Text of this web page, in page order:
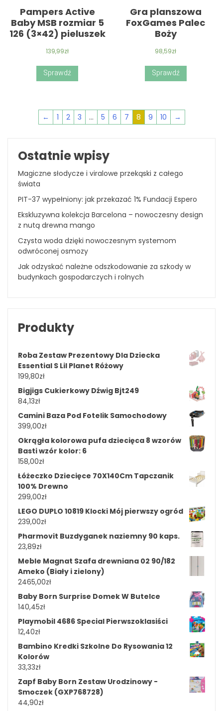
Pampers Active
Baby MSB rozmiar 5
126 (3×42) pieluszek
139,99zł
Sprawdź
Gra planszowa
FoxGames Palec
Boży
98,59zł
Sprawdź
← 1 2 3 … 5 6 7 8 9 10 →
Ostatnie wpisy
Magiczne słodycze i viralowe przekąski z całego
świata
PIT-37 wypełniony: jak przekazać 1% Fundacji Espero
Ekskluzywna kolekcja Barcelona – nowoczesny design
z nutą drewna mango
Czysta woda dzięki nowoczesnym systemom
odwróconej osmozy
Jak odzyskać należne odszkodowanie za szkody w
budynkach gospodarczych i rolnych
Produkty
Roba Zestaw Prezentowy Dla Dziecka
Essential S Lil Planet Różowy
199,80zł
Bigjigs Cukierkowy Dźwig Bjt249
84,13zł
Camini Baza Pod Fotelik Samochodowy
399,00zł
Okrągła kolorowa pufa dziecięca 8 wzorów
Basti wzór kolor: 6
158,00zł
Łóżeczko Dziecięce 70X140Cm Tapczanik
100% Drewno
299,00zł
LEGO DUPLO 10819 Klocki Mój pierwszy ogród
239,00zł
Pharmovit Buzdyganek naziemny 90 kaps.
23,89zł
Meble Magnat Szafa drewniana 02 90/182
Ameko (Biały i zielony)
2465,00zł
Baby Born Surprise Domek W Butelce
140,45zł
Playmobil 4686 Special Pierwszoklasiści
12,40zł
Bambino Kredki Szkolne Do Rysowania 12
Kolorów
33,33zł
Zapf Baby Born Zestaw Urodzinowy -
Smoczek (GXP768728)
44,90zł